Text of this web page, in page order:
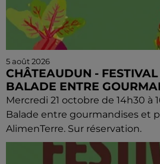
5 août 2026
CHÂTEAUDUN -
BALADE ENTRE
Mercredi 21 octobre de 14h30 à
Balade entre gourmandises et
AlimenTerre. Sur réservation.